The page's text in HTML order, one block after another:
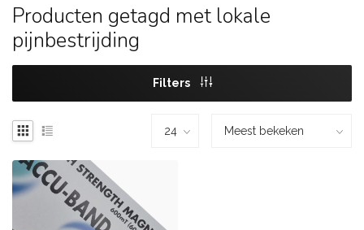
Producten getagd met lokale
pijnbestrijding
Filters